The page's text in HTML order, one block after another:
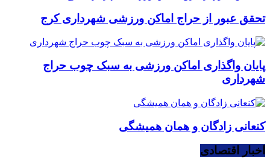
تحقق عبور از حراج اماکن ورزشی شهرداری کرج
پایان واگذاری اماکن ورزشی به سبک چوب حراج
شهرداری
کنعانی زادگان و همان همیشگی
اخبار اقتصادی